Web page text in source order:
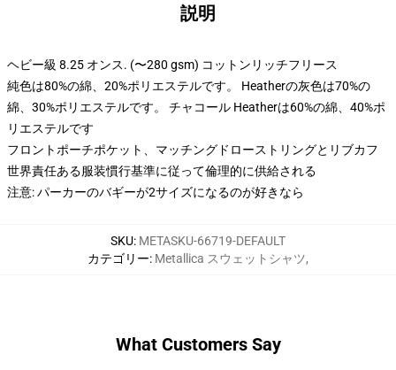
説明
ヘビー級 8.25 オンス. (〜280 gsm) コットンリッチフリース
純色は80%の綿、20%ポリエステルです。 Heatherの灰色は70%の
綿、30%ポリエステルです。 チャコール Heatherは60%の綿、40%ポ
リエステルです
フロントポーチポケット、マッチングドローストリングとリブカフ
世界責任ある服装慣行基準に従って倫理的に供給される
注意: パーカーのバギーが2サイズになるのが好きなら
SKU: METASKU-66719-DEFAULT
カテゴリー: Metallica スウェットシャツ,
What Customers Say